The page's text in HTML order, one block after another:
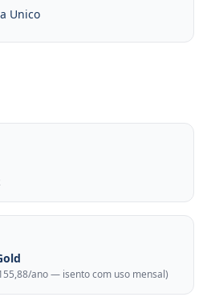
Unico
ano — isento com uso mensal)